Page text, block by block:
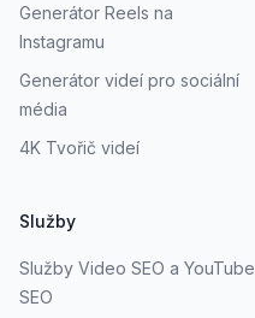
Generátor Reels na
Instagramu
Generátor videí pro sociální
média
4K Tvořič videí
Služby
Služby Video SEO a YouTube
SEO